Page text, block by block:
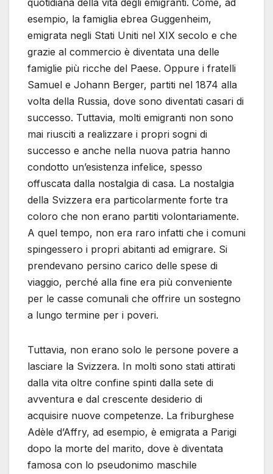
esempio, la famiglia ebrea Guggenheim,
emigrata negli Stati Uniti nel XIX secolo e che
grazie al commercio è diventata una delle
famiglie più ricche del Paese. Oppure i fratelli
Samuel e Johann Berger, partiti nel 1874 alla
volta della Russia, dove sono diventati casari di
successo. Tuttavia, molti emigranti non sono
mai riusciti a realizzare i propri sogni di
successo e anche nella nuova patria hanno
condotto un’esistenza infelice, spesso
offuscata dalla nostalgia di casa. La nostalgia
della Svizzera era particolarmente forte tra
coloro che non erano partiti volontariamente.
A quel tempo, non era raro infatti che i comuni
spingessero i propri abitanti ad emigrare. Si
prendevano persino carico delle spese di
viaggio, perché alla fine era più conveniente
per le casse comunali che offrire un sostegno
a lungo termine per i poveri.
Tuttavia, non erano solo le persone povere a
lasciare la Svizzera. In molti sono stati attirati
dalla vita oltre confine spinti dalla sete di
avventura e dal crescente desiderio di
acquisire nuove competenze. La friburghese
Adèle d’Affry, ad esempio, è emigrata a Parigi
dopo la morte del marito, dove è diventata
famosa con lo pseudonimo maschile